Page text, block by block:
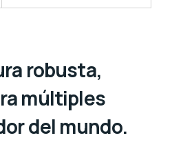
robusta,
múltiples
del mundo.